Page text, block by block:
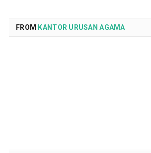
FROM KANTOR URUSAN AGAMA